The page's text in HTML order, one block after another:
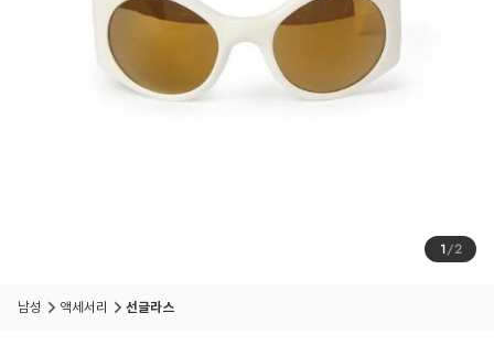
1/2
남성 액세서리 선글라스